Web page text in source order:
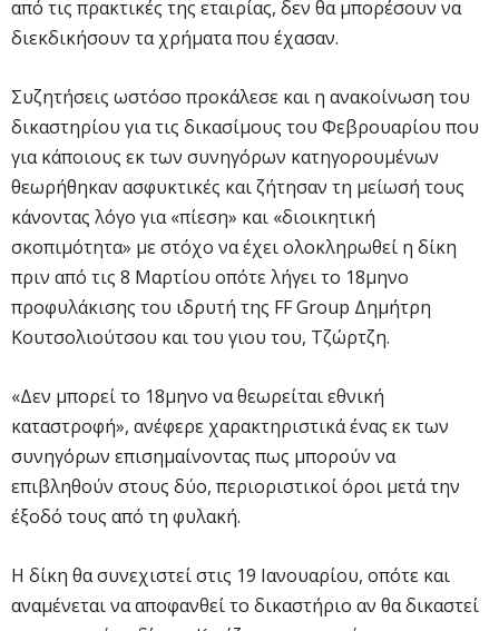
από τις πρακτικές της εταιρίας, δεν θα μπορέσουν να
διεκδικήσουν τα χρήματα που έχασαν.
Συζητήσεις ωστόσο προκάλεσε και η ανακοίνωση του
δικαστηρίου για τις δικασίμους του Φεβρουαρίου που
για κάποιους εκ των συνηγόρων κατηγορουμένων
θεωρήθηκαν ασφυκτικές και ζήτησαν τη μείωσή τους
κάνοντας λόγο για «πίεση» και «διοικητική
σκοπιμότητα» με στόχο να έχει ολοκληρωθεί η δίκη
πριν από τις 8 Μαρτίου οπότε λήγει το 18μηνο
προφυλάκισης του ιδρυτή της FF Group Δημήτρη
Κουτσολιούτσου και του γιου του, Τζώρτζη.
«Δεν μπορεί το 18μηνο να θεωρείται εθνική
καταστροφή», ανέφερε χαρακτηριστικά ένας εκ των
συνηγόρων επισημαίνοντας πως μπορούν να
επιβληθούν στους δύο, περιοριστικοί όροι μετά την
έξοδό τους από τη φυλακή.
Η δίκη θα συνεχιστεί στις 19 Ιανουαρίου, οπότε και
αναμένεται να αποφανθεί το δικαστήριο αν θα δικαστεί